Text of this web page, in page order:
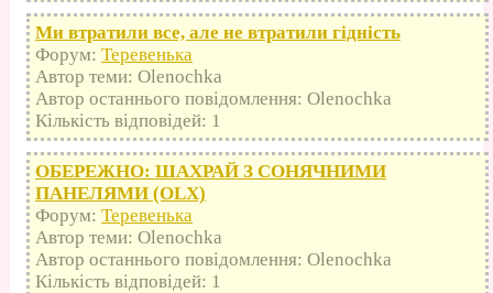
Ми втратили все, але не втратили гідність
Форум: Теревенька
Автор теми: Olenochka
Автор останнього повідомлення: Olenochka
Кількість відповідей: 1
ОБЕРЕЖНО: ШАХРАЙ З СОНЯЧНИМИ
ПАНЕЛЯМИ (OLX)
Форум: Теревенька
Автор теми: Olenochka
Автор останнього повідомлення: Olenochka
Кількість відповідей: 1